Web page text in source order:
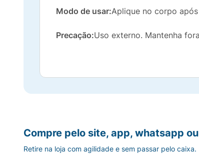
Modo de usar:Aplique no corpo
Precação:Uso externo. Mantenha
Compre pelo site, app, whatsapp
Retire na loja com agilidade e sem passar pelo caixa.